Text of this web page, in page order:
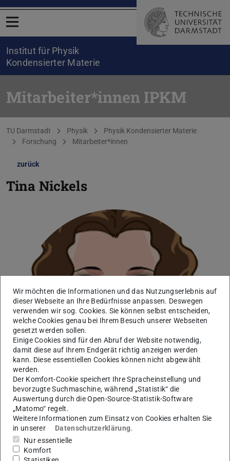
Menü öffnen
Institut für Physik
Kondensierter Materie
Mitarbeiter*innen IPKM
Sie befinden sich hier:
TU Darmstadt Physik
Physik Kondensierter Materie
Forschung
Mitarbeiter*innen
zurück
Tina Nickels
Chemisch Technische Assistentin
Wir möchten die Informationen und das Nutzungserlebnis auf
dieser Webseite an Ihre Bedürfnisse anpassen. Deswegen
verwenden wir sog. Cookies. Sie können selbst entscheiden,
welche Cookies genau bei Ihrem Besuch unserer Webseiten
gesetzt werden sollen.
Einige Cookies sind für den Abruf der Website notwendig,
damit diese auf Ihrem Endgerät richtig anzeigen werden
kann. Diese essentiellen Cookies können nicht abgewählt
werden.
Der Komfort-Cookie speichert Ihre Spracheinstellung und
bevorzugte Suchmaschine, während „Statistik“ die
Auswertung durch die Open-Source-Statistik-Software
„Matomo“ regelt.
Weitere Informationen zum Einsatz von Cookies erhalten Sie
in unserer
Datenschutzerklärung.
Nur essentielle
Komfort